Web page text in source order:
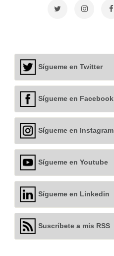
Sígueme en Twitter
Sígueme en Facebook
Sígueme en Instagram
Sígueme en Youtube
Sígueme en Linkedin
Suscríbete a mis RSS